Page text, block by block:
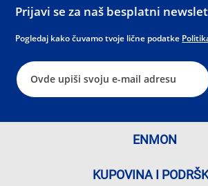
Prijavi se za naš besplatni
Pogledaj kako čuvamo tvoje lične podatke
ENMON
KUPOVINA I